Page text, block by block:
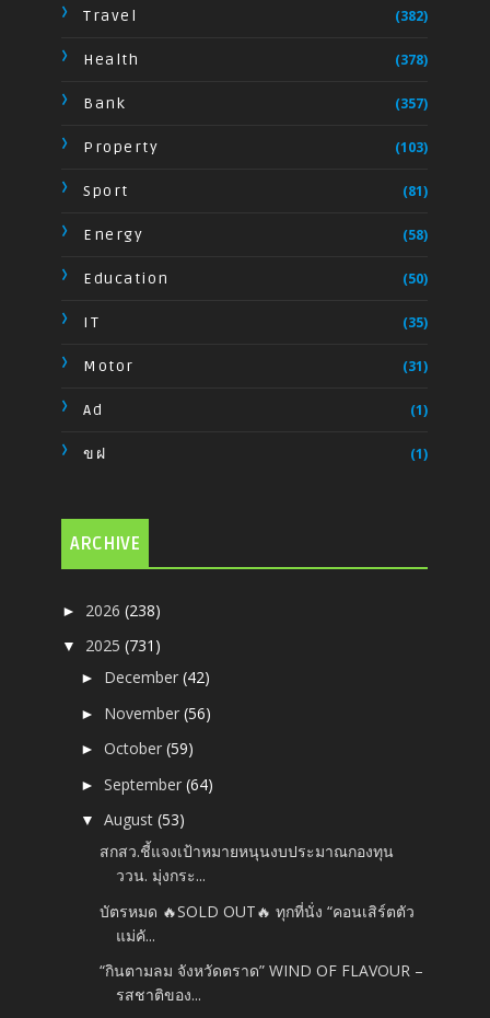
Travel (382)
Health (378)
Bank (357)
Property (103)
Sport (81)
Energy (58)
Education (50)
IT (35)
Motor (31)
Ad (1)
ขฝ (1)
ARCHIVE
► 2026(238)
▼ 2025(731)
► December(42)
► November(56)
►October(59)
►September(64)
▼August(53)
สกสว.ชี้แจงเป้าหมายหนุนงบประมาณกองทุน
ววน. มุ่งกระ...
บัตรหมด 🔥SOLD OUT🔥 ทุกที่นั่ง “คอนเสิร์ตตัว
แม่คั...
“กินตามลม จังหวัดตราด” WIND OF FLAVOUR –
รสชาติของ...